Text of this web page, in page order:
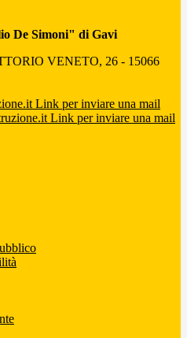
De Simoni" di Gavi
VENETO, 26 - 15066
Link per inviare una mail
Link per inviare una mail